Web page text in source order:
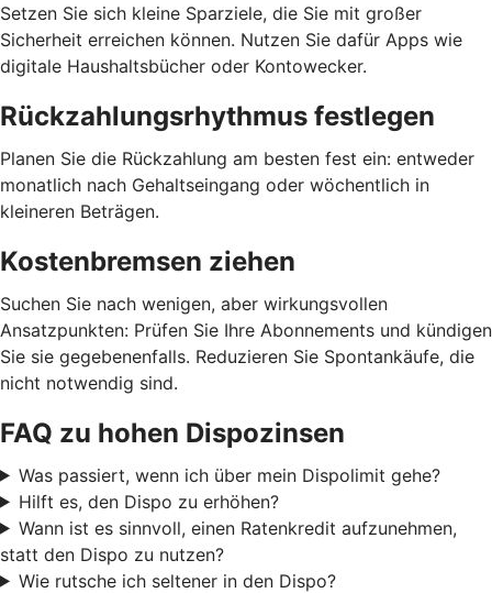
Setzen Sie sich kleine Sparziele, die Sie mit großer
Sicherheit erreichen können. Nutzen Sie dafür Apps wie
digitale Haushaltsbücher oder Kontowecker.
Rückzahlungsrhythmus festlegen
Planen Sie die Rückzahlung am besten fest ein: entweder
monatlich nach Gehaltseingang oder wöchentlich in
kleineren Beträgen.
Kostenbremsen ziehen
Suchen Sie nach wenigen, aber wirkungsvollen
Ansatzpunkten: Prüfen Sie Ihre Abonnements und kündigen
Sie sie gegebenenfalls. Reduzieren Sie Spontankäufe, die
nicht notwendig sind.
FAQ zu hohen Dispozinsen
Was passiert, wenn ich über mein Dispolimit gehe?
Hilft es, den Dispo zu erhöhen?
Wann ist es sinnvoll, einen Ratenkredit aufzunehmen,
statt den Dispo zu nutzen?
Wie rutsche ich seltener in den Dispo?